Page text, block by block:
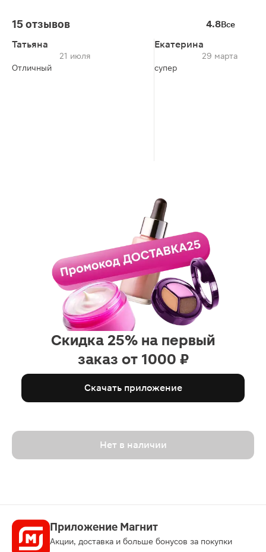
15 отзывов 4.8Все
Татьяна
21 июля
Отличный
Екатерина
29 марта
супер
Скидка 25% на первый
заказ от 1000 ₽
Скачать приложение
Нет в наличии
Приложение Магнит
Акции, доставка и больше бонусов за покупки